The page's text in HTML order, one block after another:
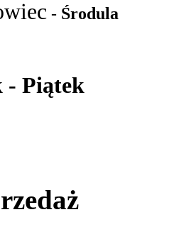
- Środula
- Piątek